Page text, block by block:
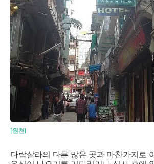
[원천]
다람살라의 다른 많은 곳과 마찬가지로